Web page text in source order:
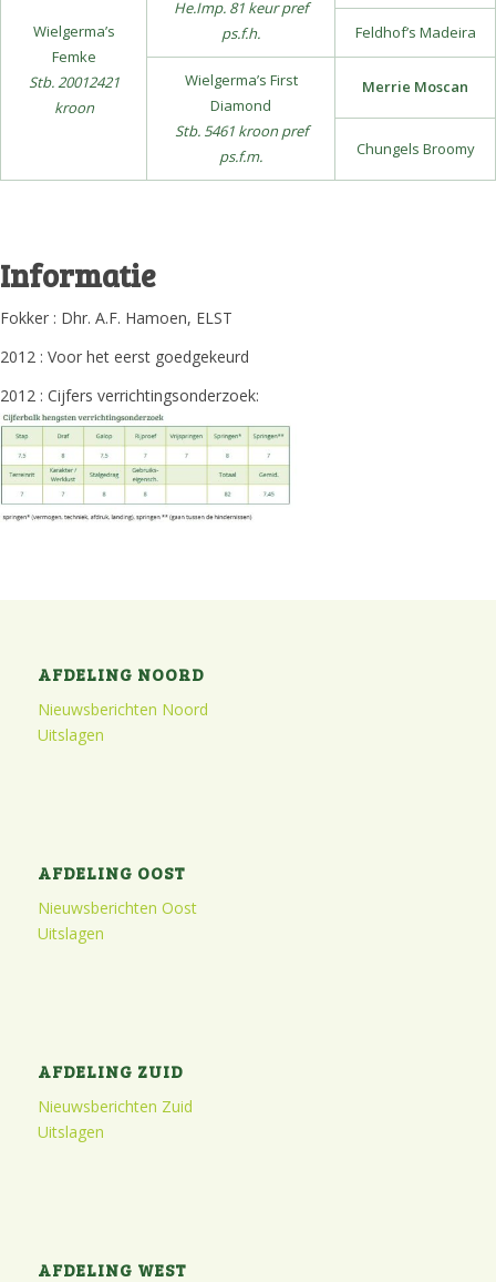
Wielgerma’s
Femke
Stb. 20012421
kroon
He.Imp. 81 keur pref
ps.f.h.
Feldhof’s Madeira
Wielgerma’s First
Diamond
Stb. 5461 kroon pref
ps.f.m.
Merrie Moscan
Chungels Broomy
Informatie
Fokker : Dhr. A.F. Hamoen, ELST
2012 : Voor het eerst goedgekeurd
2012 : Cijfers verrichtingsonderzoek:
AFDELING NOORD
Nieuwsberichten Noord
Uitslagen
AFDELING OOST
Nieuwsberichten Oost
Uitslagen
AFDELING ZUID
Nieuwsberichten Zuid
Uitslagen
AFDELING WEST